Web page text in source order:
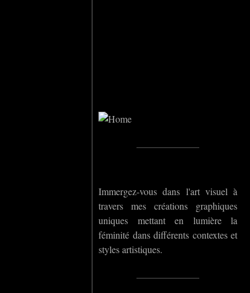
Immergez-vous dans l'art visuel à
travers mes créations graphiques
uniques mettant en lumière la
féminité dans différents contextes et
styles artistiques.